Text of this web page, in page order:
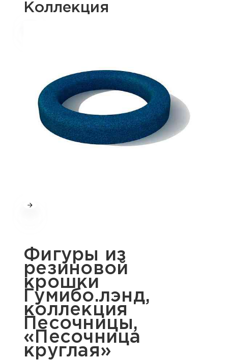
Коллекция
Фигуры из
резиновой
крошки
Гумибо.лэнд,
коллекция
Песочницы,
«Песочница
круглая»